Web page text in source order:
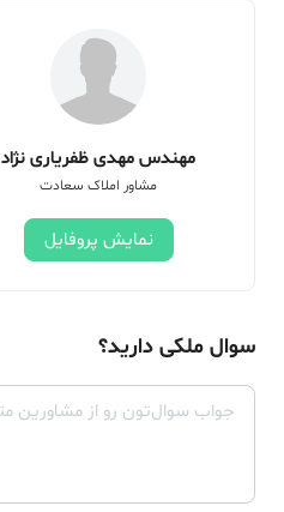
مهندس مهدی ظفریاری نژاد
مشاور املاک سعادت
نمایش پروفایل
سوال ملکی دارید؟